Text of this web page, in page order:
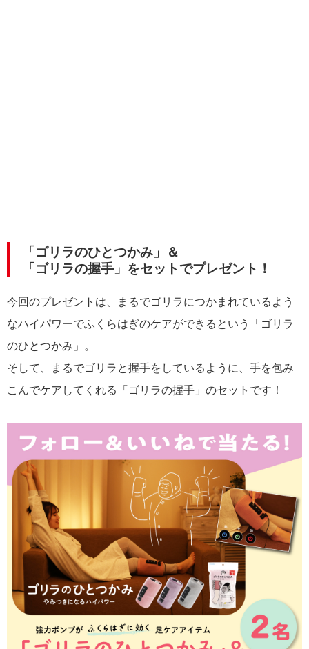
「ゴリラのひとつかみ」＆
「ゴリラの握手」をセットでプレゼント！
今回のプレゼントは、まるでゴリラにつかまれているよう
なハイパワーでふくらはぎのケアができるという「ゴリラ
のひとつかみ」。
そして、まるでゴリラと握手をしているように、手を包み
こんでケアしてくれる「ゴリラの握手」のセットです！